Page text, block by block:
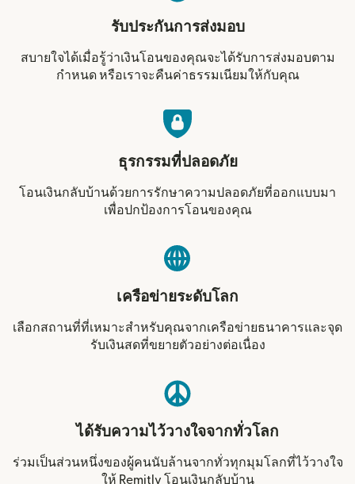
รับประกันการส่งมอบ
สบายใจได้เมื่อรู้ว่าเงินโอนของคุณจะได้รับการส่งมอบตาม
กำหนด หรือเราจะคืนค่าธรรมเนียมให้กับคุณ
ธุรกรรมที่ปลอดภัย
โอนเงินกลับบ้านด้วยการรักษาความปลอดภัยที่ออกแบบมา
เพื่อปกป้องการโอนของคุณ
เครือข่ายระดับโลก
เลือกสถานที่ที่เหมาะสำหรับคุณจากเครือข่ายธนาคารและจุด
รับเงินสดที่ขยายตัวอย่างต่อเนื่อง
ได้รับความไว้วางใจจากทั่วโลก
ร่วมเป็นส่วนหนึ่งของผู้คนนับล้านจากทั่วทุกมุมโลกที่ไว้วางใจ
ให้ Remitly โอนเงินกลับบ้าน